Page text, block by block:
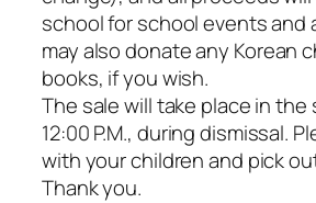
school for school events and
may also donate any Korean
books, if you wish.
The sale will take place in
12:00 P.M., during dismissal.
with your children and pick
Thank you.